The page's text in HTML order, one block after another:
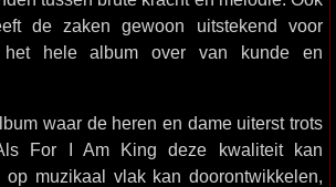
de zaken gewoon uitstekend voor
hele album over van kunde en
waar de heren en dame uiterst trots
For I Am King deze kwaliteit kan
muzikaal vlak kan doorontwikkelen,